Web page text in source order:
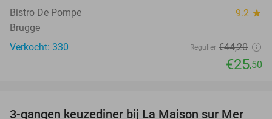
Bistro De Pompe 9.2 star
Brugge
Verkocht: 330
Regulier €44,20
€25,50
3-gangen keuzediner bij La Maison sur Mer